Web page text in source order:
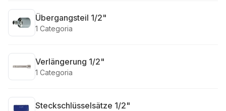
Übergangsteil 1/2"
1 Categoria
Verlängerung 1/2"
1 Categoria
Steckschlüsselsätze 1/2"